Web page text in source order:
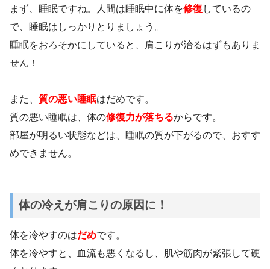
まず、睡眠ですね。人間は睡眠中に体を修復 しているの
で、睡眠はしっかりとりましょう。
睡眠をおろそかにしていると、肩こりが治るはずもありま
せん！
また、 質の悪い睡眠はだめです。
質の悪い睡眠は、体の修復力が落ちるからです。
部屋が明るい状態などは、睡眠の質が下がるので、おすす
めできません。
体の冷えが肩こりの原因に！
体を冷やすのはだめです。
体を冷やすと、血流も悪くなるし、肌や筋肉が緊張して硬